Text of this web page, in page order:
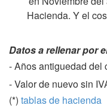
Hacienda. Y el
Datos a rellenar por
- Años antiguedad del
- Valor de nuevo sin
(*) tablas de hacienda